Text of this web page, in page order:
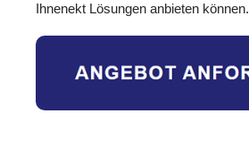
Ihnenekt Lösungen anbieten können.